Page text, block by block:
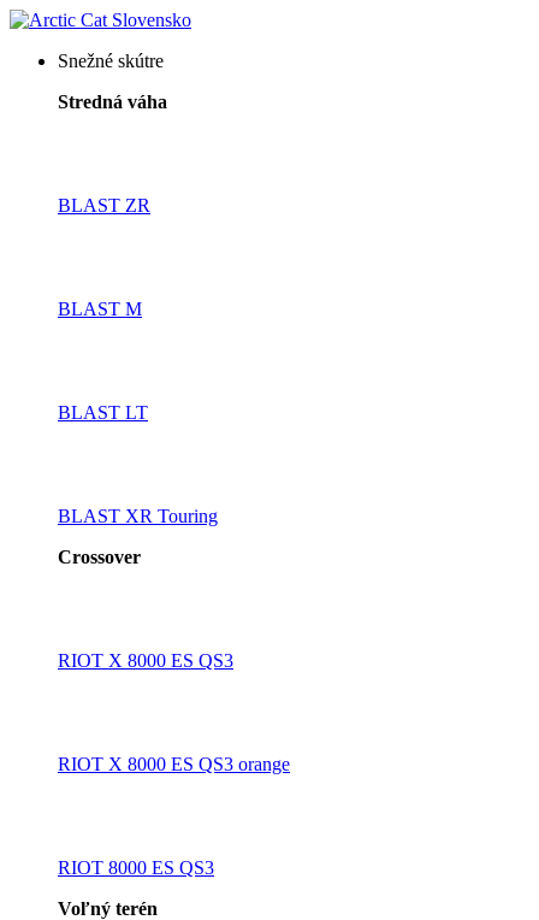
Snežné skútre
Stredná váha
BLAST ZR
BLAST M
BLAST LT
BLAST XR Touring
Crossover
RIOT X 8000 ES QS3
RIOT X 8000 ES QS3 orange
RIOT 8000 ES QS3
Voľný terén